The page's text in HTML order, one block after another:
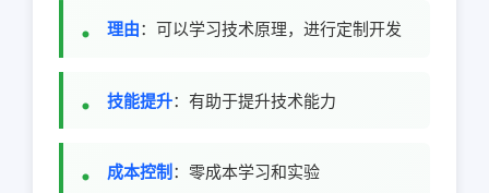
理由：可以学习技术原理，进行定制开发
技能提升：有助于提升技术能力
成本控制 ：零成本学习和实验